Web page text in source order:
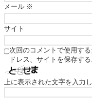
メール ※
サイト
次回のコメントで使用す
ドレス、サイトを保存する
上に表示された文字を入力し